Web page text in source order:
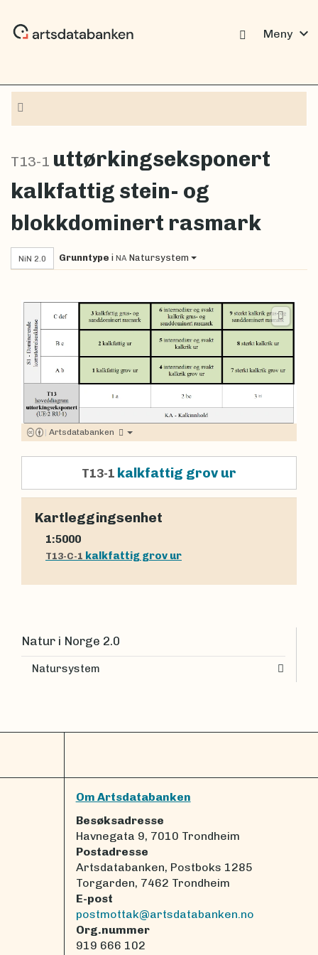
Meny expand_more
T13-1 uttørkingseksponert
kalkfattig stein- og
blokkdominert rasmark
NiN 2.0 Grunntype i NA Natursystem
| Artsdatabanken
T13-1 kalkfattig grov ur
Kartleggingsenhet
1:5000
T13-C-1 kalkfattig grov ur
Natur i Norge 2.0
Natursystem
Om Artsdatabanken
Besøksadresse
Havnegata 9, 7010 Trondheim
Postadresse
Artsdatabanken, Postboks 1285
Torgarden, 7462 Trondheim
E-post
postmottak@artsdatabanken.no
Org.nummer
919 666 102